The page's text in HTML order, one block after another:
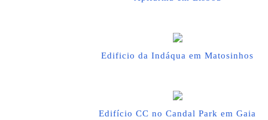
Edificio da Indáqua em Matosinhos
Edifício CC no Candal Park em Gaia